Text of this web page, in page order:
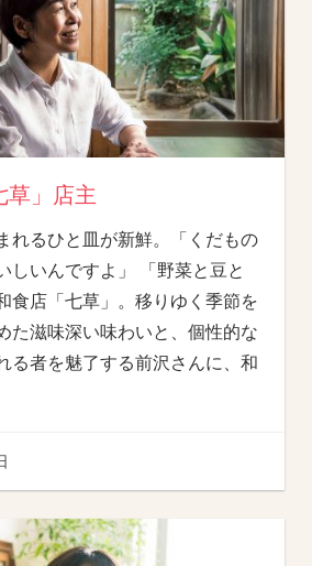
草」店主
れるひと皿が新鮮。「くだもの
しいんですよ」 「野菜と豆と
食店「七草」。移りゆく季節を
た滋味深い味わいと、個性的な
る者を魅了する前沢さんに、和